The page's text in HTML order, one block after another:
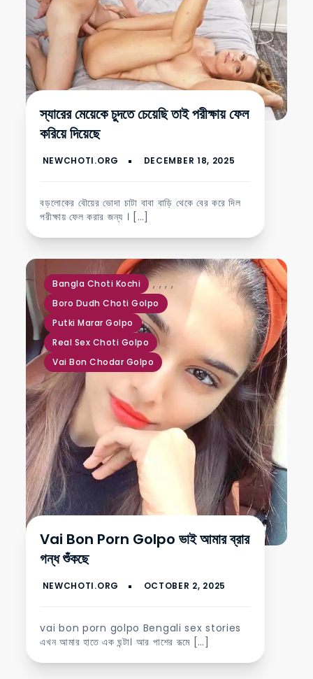
স্যারের মেয়েকে চুদতে চেয়েছি তাই পরীক্ষায় ফেল
করিয়ে দিয়েছে
বড়লোকের বৌয়ের ভোদা চাটা বাবা বাড়ি থেকে বের করে দিল
পরীক্ষায় ফেল করার জন্য । […]
Bangla Choti Kochi ,
Boro Dudh Choti Golpo
,
Putki Marar Golpo
,
Real Sex Choti Golpo
,
Vai Bon Chodar Golpo
Vai Bon Porn Golpo ভাই আমার ব্রার
গন্ধ শুঁকছে
vai bon porn golpo Bengali sex stories
এখন আমার হাতে এক ঘন্টা। আর পাশের রূমে […]